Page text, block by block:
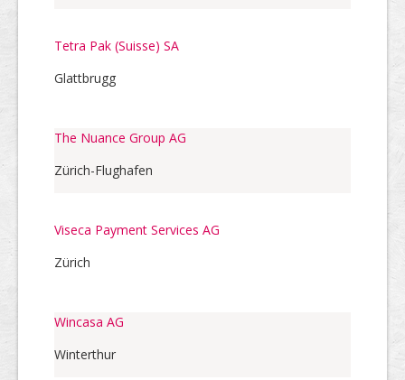
Tetra Pak (Suisse) SA
Glattbrugg
The Nuance Group AG
Zürich-Flughafen
Viseca Payment Services AG
Zürich
Wincasa AG
Winterthur